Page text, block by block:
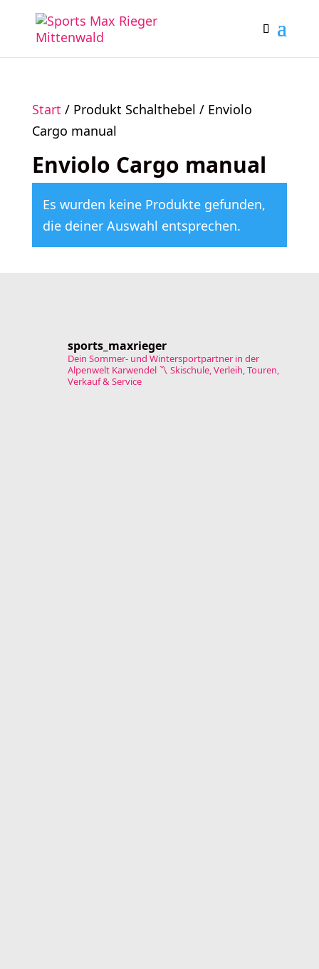
Start / Produkt Schalthebel / Enviolo
Cargo manual
Enviolo Cargo manual
Es wurden keine Produkte gefunden,
die deiner Auswahl entsprechen.
sports_maxrieger
Dein Sommer- und Wintersportpartner in der
Alpenwelt Karwendel〽️ Skischule, Verleih, Touren,
Verkauf & Service